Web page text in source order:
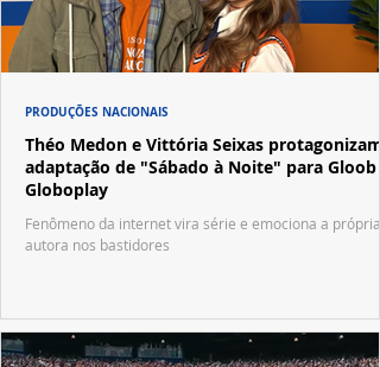
Théo Medon e Vittória Seixas protagonizam
adaptação de "Sábado à Noite" para Gloob e
Globoplay
Fenômeno da internet vira série e emociona a própria
autora nos bastidores
PRODUÇÕES NACIONAIS